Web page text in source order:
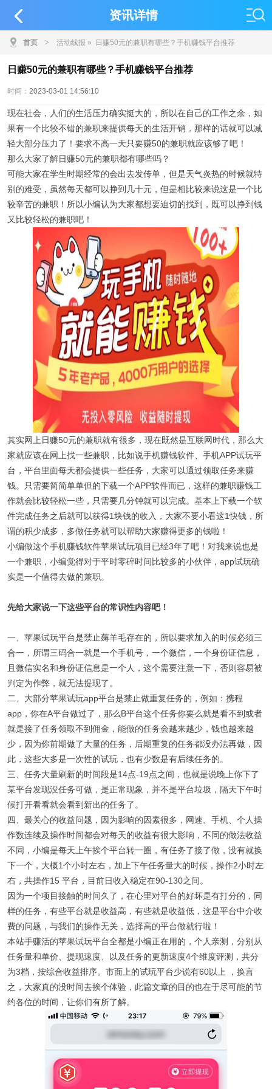
资讯详情
首页 > 活动线报 » 日赚50元的兼职有哪些？手机赚钱平台推荐
日赚50元的兼职有哪些？手机赚钱平台推荐
时间： 2023-03-01 14:56:10
现在社会，人们的生活压力确实挺大的，所以在自己的工作之余，如
果有一个比较不错的兼职来提供每天的生活开销，那样的话就可以减
轻大部分压力了！要求不高一天只要赚50的兼职就应该够了吧！
那么大家了解日赚50元的兼职都有哪些吗？
可能大家在学生时期经常的会出去发传单，但是天气炎热的时候就特
别的难受，虽然每天都可以挣到几十元，但是相比较来说这是一个比
较辛苦的兼职！所以小编认为大家都想要迫切的找到，既可以挣到钱
又比较轻松的兼职吧！
其实网上日赚50元的兼职就有很多，现在既然是互联网时代，那么大
家就应该在网上找一些兼职，比如说手机赚钱软件、手机APP试玩平
台，平台里面每天都会提供一些任务，大家可以通过领取任务来赚
钱。只需要简简单单但的下载一个APP软件而已，这样的兼职赚钱工
作就会比较轻松一些，只需要几分钟就可以完成。基本上下载一个软
件完成任务之后就可以获得1块钱的收入，大家不要小看这1快钱，所
谓的积少成多，多做任务就可以帮助大家赚得更多的钱啦！
小编做这个手机赚钱软件苹果试玩项目已经3年了吧！对我来说也是
一个兼职，小编觉得对于平时零碎时间比较多的小伙伴，app试玩确
实是一个值得去做的兼职。
先给大家说一下这些平台的常识性内容吧！
一、苹果试玩平台是禁止薅羊毛存在的，所以要求加入的时候必须三
合一，所谓三码合一就是一个手机号，一个微信，一个身份证信息，
且微信实名和身份证信息是一个人，这个需要注意一下，否则容易被
判定为作弊，就无法提现了。
二、大部分苹果试玩app平台是禁止做重复任务的，例如：携程
app，你在A平台做过了，那么B平台这个任务你要么就是看不到或者
就是接了任务领取不到佣金，能做的任务会越来越少，钱也越来越
少，因为你前期做了大量的任务，后期重复的任务都没办法再做，因
此，这些大多是一次性的试玩，也有少数是有后续任务的。
三、任务大量刷新的时间段是14点-19点之间，也就是说晚上你下了
某平台发现没任务可做，是正常现象，并不是平台垃圾，隔天下午时
候打开看看就会看到新出的任务了。
四、最关心的收益问题，因为影响的因素很多，网速、手机、个人操
作数连续及操作时间都会对每天的收益有很大影响，不同的做法收益
不同，小编是每天上午挨个平台转一圈，有任务了接了做，没有就换
下一个，大概1个小时左右，加上下午任务量大的时候，操作2小时左
右，共操作15 平台，目前日收入稳定在90-130之间。
因为一个项目接触的时间久了，在心里对平台的好坏是有打分的，同
样的任务，有些平台就是收益高，有些就是收益低，这是平台中介收
费的问题，与我们的操作无关，选择高的平台做就行啦！
本站手赚活的苹果试玩平台全都是小编正在用的，个人亲测，分别从
任务量和单价、提现速度、以及任务的更新速度4个维度评测，共分
为3档，按综合收益排序。市面上的试玩平台少说有60以上 ，换言
之，大家真的没时间去挨个体验，此篇文章的目的也在于尽可能的节
约各位的时间，让你们有所了解。